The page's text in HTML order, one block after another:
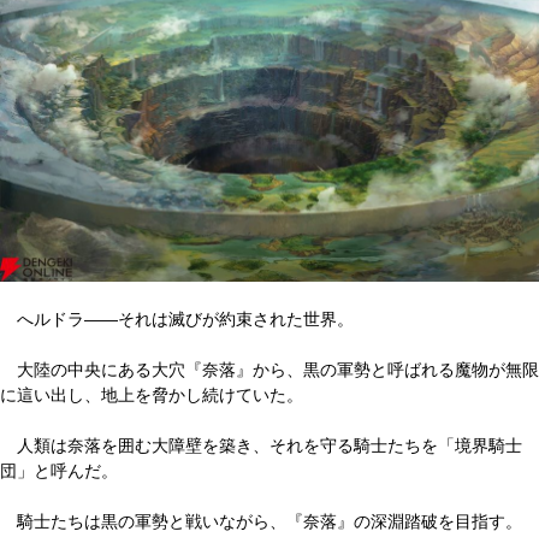
へルドラ――それは滅びが約束された世界。
大陸の中央にある大穴『奈落』から、黒の軍勢と呼ばれる魔物が無限
に這い出し、地上を脅かし続けていた。
人類は奈落を囲む大障壁を築き、それを守る騎士たちを「境界騎士
団」と呼んだ。
騎士たちは黒の軍勢と戦いながら、『奈落』の深淵踏破を目指す。